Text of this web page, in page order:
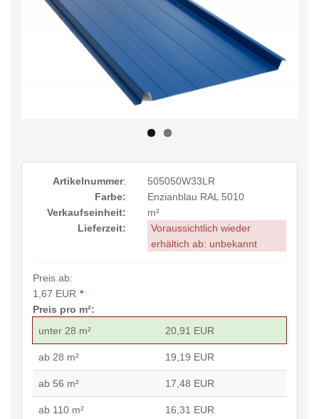
Artikelnummer:
505050W33LR
Farbe:
Enzianblau RAL 5010
Verkaufseinheit:
m²
Lieferzeit:
Voraussichtlich wieder
erhältich ab: unbekannt
Preis ab:
1,67 EUR *
Preis pro m²:
unter 28 m²
20,91 EUR
ab 28 m² 19,19 EUR
ab 56 m² 17,48 EUR
ab 110 m² 16,31 EUR